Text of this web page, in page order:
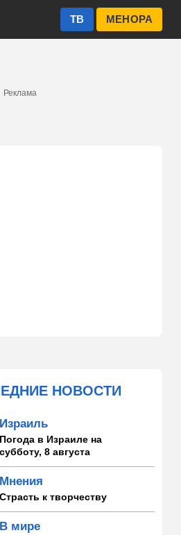
МЕНОРА
ТВ
Реклама
НОВОСТИ
Израиль
Погода в Израиле на
субботу, 8 августа
Мнения
Страсть к творчеству
В мире